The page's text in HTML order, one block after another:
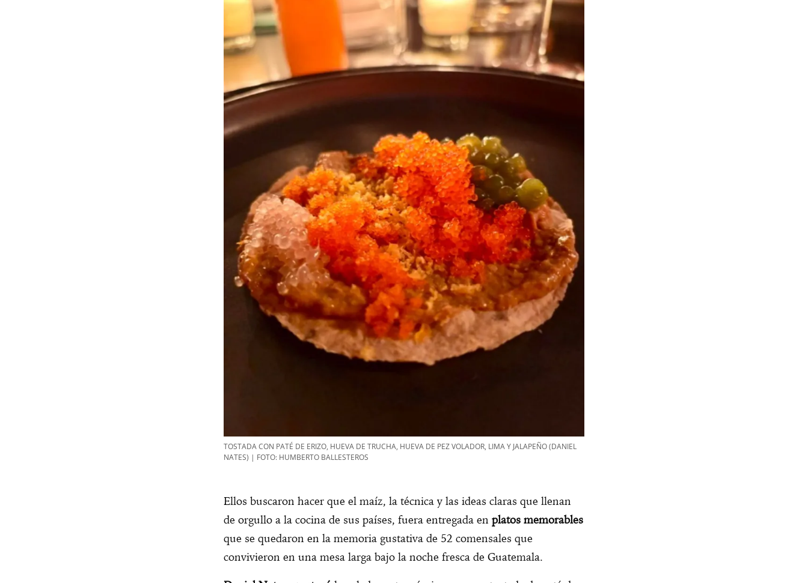
TOSTADA CON PATÉ DE ERIZO, HUEVA DE TRUCHA, HUEVA DE PEZ VOLADOR, LIMA Y JALAPEÑO (DANIEL
NATES) | FOTO: HUMBERTO BALLESTEROS
Ellos buscaron hacer que el maíz, la técnica y las ideas claras que llenan
de orgullo a la cocina de sus países, fuera entregada en platos memorables
que se quedaron en la memoria gustativa de 52 comensales que
convivieron en una mesa larga bajo la noche fresca de Guatemala.